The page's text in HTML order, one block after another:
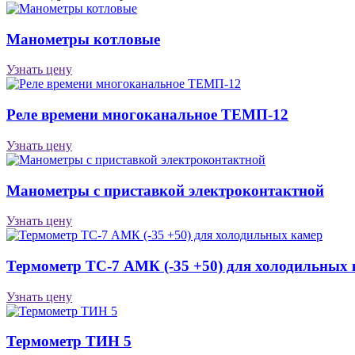
Манометры котловые
Узнать цену
Реле времени многоканальное ТЕМП-12
Узнать цену
Манометры с приставкой электроконтактной
Узнать цену
Термометр ТС-7 АМК (-35 +50) для холодильных
Узнать цену
Термометр ТИН 5